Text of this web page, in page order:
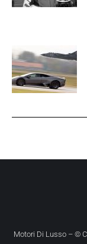
Motori Di Lusso – ©